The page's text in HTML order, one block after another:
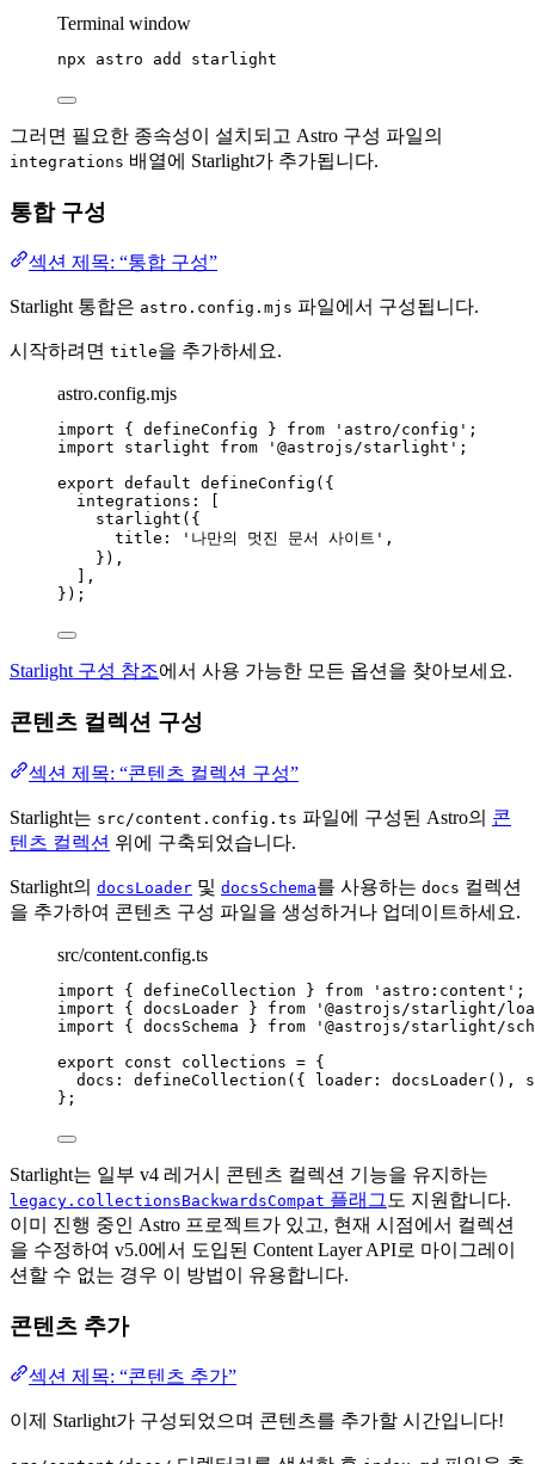
Terminal window
npx astro add starlight
그러면 필요한 종속성이 설치되고 Astro 구성 파일의
integrations 배열에 Starlight가 추가됩니다.
통합 구성
섹션 제목: “통합 구성”
Starlight 통합은 astro.config.mjs 파일에서 구성됩니다.
시작하려면 title을 추가하세요.
astro.config.mjs
import { defineConfig } from ' astro/config ' ;
import starlight from ' @astrojs/starlight ' ;
export default defineConfig ({
integrations: [
starlight ({
title:
' 나만의 멋진 문서 사이트 ' ,
}),
],
});
Starlight 구성 참조에서 사용 가능한 모든 옵션을 찾아보세요.
콘텐츠 컬렉션 구성
섹션 제목: “콘텐츠 컬렉션 구성”
Starlight는 src/content.config.ts 파일에 구성된 Astro의 콘
텐츠 컬렉션 위에 구축되었습니다.
Starlight의 docsLoader 및 docsSchema를 사용하는 docs 컬렉션
을 추가하여 콘텐츠 구성 파일을 생성하거나 업데이트하세요.
src/content.config.ts
import { defineCollection } from ' astro:content ' ;
import { docsLoader } from ' @astrojs/starlight/
import { docsSchema } from ' @astrojs/starlight/
export const collections = {
docs: defineCollection ( { loader: docsLoader() ,
} ;
Starlight는 일부 v4 레거시 콘텐츠 컬렉션 기능을 유지하는
legacy.collectionsBackwardsCompat 플래그 도 지원합니다.
이미 진행 중인 Astro 프로젝트가 있고, 현재 시점에서 컬렉션
을 수정하여 v5.0에서 도입된 Content Layer API로 마이그레이
션할 수 없는 경우 이 방법이 유용합니다.
콘텐츠 추가
섹션 제목: “콘텐츠 추가”
이제 Starlight가 구성되었으며 콘텐츠를 추가할 시간입니다!